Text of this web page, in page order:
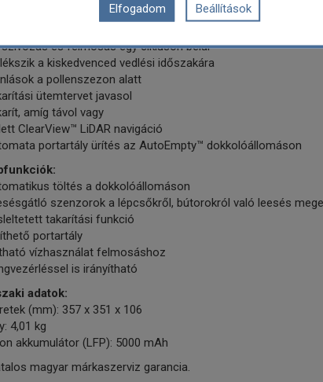
és felmosás egy cikluson belül
a kiskedvenced vedlési időszakára
a pollenszezon alatt
ütemtervet javasol
amíg távol vagy
ClearView™ LiDAR navigáció
portartály ürítés az AutoEmpty™ dokkolóállomáson
töltés a dokkolóállomáson
szenzorok a lépcsőkről, bútorokról való leesés
takarítási funkció
portartály
vízhasználat felmosáshoz
is irányítható
adatok:
(mm): 357 x 351 x 106
4,01 kg
akkumulátor (LFP): 5000 mAh
magyar márkaszerviz garancia.
Elfogadom Beállítások